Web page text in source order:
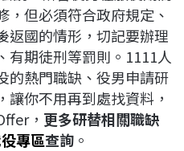
但必須符合政府規定、
返國的情形，切記要辦理
有期徒刑等罰則。1111人
的熱門職缺、役男申請研
你不用再到處找資料，
， 更多研替相關職缺
專區查詢 。